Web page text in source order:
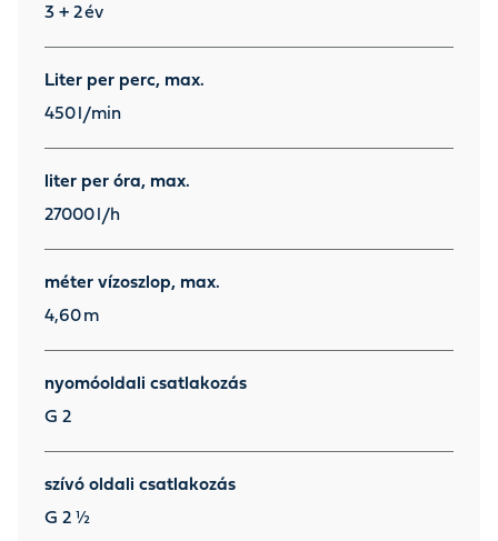
3 + 2év
Liter per perc, max.
450 l/min
liter per óra, max.
27000 l/h
méter vízoszlop, max.
4,60 m
nyomóoldali csatlakozás
G 2
szívó oldali csatlakozás
G 2 ½